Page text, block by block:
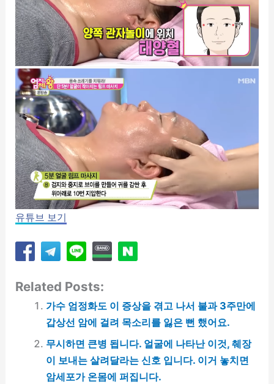
유튜브 보기
Related Posts:
가수 엄정화도 이 증상을 겪고 나서 불과 3주만에
갑상선 암에 걸려 목소리를 잃은 뻔 했어요.
무시하면 큰병 됩니다. 얼굴에 나타난 이것, 췌장
이 보내는 살려달라는 신호 입니다. 이거 놓치면
암세포가 온몸에 퍼집니다.